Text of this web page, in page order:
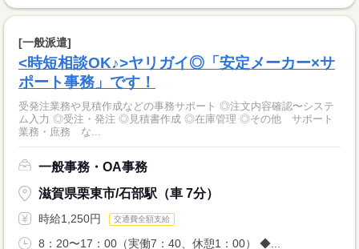
[一般派遣]
<時短相談OK♪>ヤリガイ◎「安定メーカー×サ
ポート事務」です！
受発注業務や見積作成などの事務サポート ◎注文内容確認〜システ
ム入力 ◎受注・発注 ◎見積書作成 ◎在庫管理 ◎その他 サポート
業務・庶務 な...
一般事務・OA事務
滋賀県栗東市/石部駅（車 7分）
時給1,250円 交通費全額支給
8：20〜17：00（実働7：40、休憩1：00） ◆...